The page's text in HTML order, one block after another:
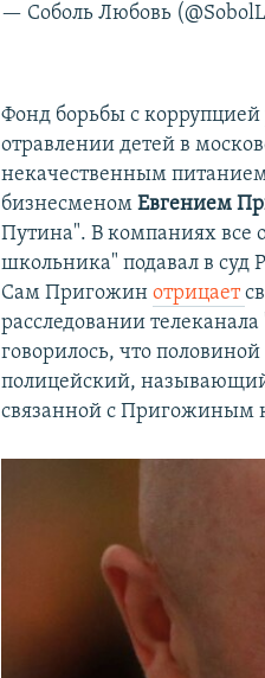
— Соболь Любовь
Фонд борьбы с коррупцией
отравлении детей в
некачественным
бизнесменомЕвгением
Путина". В компаниях все
школьника" подавал в суд
Сам Пригожинотрицает
расследовании
говорилось, что
полицейский,
связанной с Пригожиным